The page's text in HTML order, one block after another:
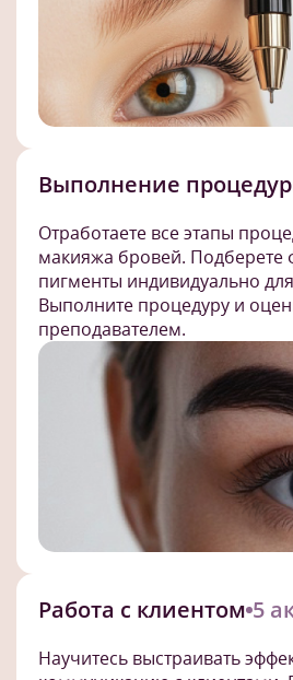
Выполнение
Отработаете все этапы
макияжа бровей.
пигменты индивидуально
Выполните процедуру и
преподавателем.
Работа с клиентом 5
Научитесь выстраивать